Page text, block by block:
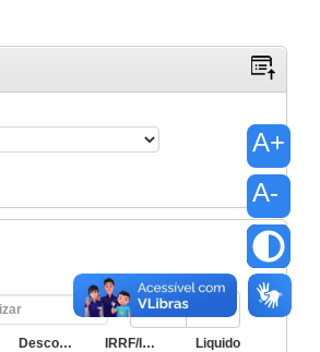
A+
A-
10
Desconto IRRF/INSS Liquido